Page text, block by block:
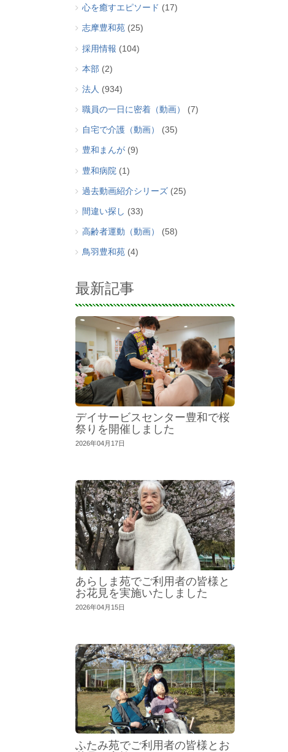
心を癒すエピソード (17)
志摩豊和苑(25)
採用情報 (104)
本部 (2)
法人 (934)
職員の一日に密着（動画） (7)
自宅で介護（動画） (35)
豊和まんが(9)
豊和病院 (1)
過去動画紹介シリーズ(25)
間違い探し (33)
高齢者運動（動画） (58)
鳥羽豊和苑(4)
最新記事
デイサービスセンター豊和で桜
祭りを開催しました
2026年04月17日
あらしま苑でご利用者の皆様と
お花見を実施いたしました
2026年04月15日
ふたみ苑でご利用者の皆様とお